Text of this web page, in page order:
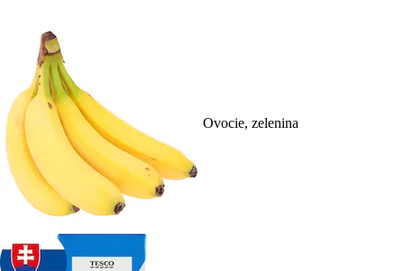
Ovocie, zelenina